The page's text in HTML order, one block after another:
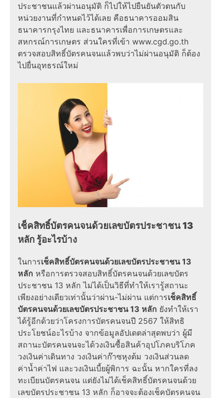
ประชาชนแล้วผ่านอนุมัติ ก็ไปให้ไปยืนยันตัวตนกับ
หน่วยงานที่กำหนดไว้ได้เลย คือธนาคารออมสิน
ธนาคารกรุงไทย และธนาคารเพื่อการเกษตรและ
สหกรณ์การเกษตร ส่วนใครที่เข้า www.cgd.go.th
ตรวจสอบสิทธิ์บัตรคนจนแล้วพบว่าไม่ผ่านอนุมัติ ก็ต้อง
ไปยื่นอุทธรณ์ใหม่
เช็คสิทธิ์บัตรคนจนด้วยเลขบัตรประชาชน 13
หลัก รู้อะไรบ้าง
ในการเช็คสิทธิ์บัตรคนจนด้วยเลขบัตรประชาชน 13
หลัก หรือการตรวจสอบสิทธิ์บัตรคนจนด้วยเลขบัตร
ประชาชน 13 หลัก ไม่ได้เป็นวิธีที่ทำให้เรารู้สถานะ
เพียงอย่างเดียวเท่านั้นว่าผ่าน-ไม่ผ่าน แต่การเช็คสิทธิ์
บัตรคนจนด้วยเลขบัตรประชาชน 13 หลัก ยังทำให้เรา
ได้รู้อีกด้วยว่าโครงการบัตรคนจนปี 2567 ให้สิทธิ
ประโยชน์อะไรบ้าง จากข้อมูลอัปเดตล่าสุดพบว่า ผู้มี
สถานะบัตรคนจนจะได้วงเงินซื้อสินค้าอุปโภคบริโภค
วงเงินค่าเดินทาง วงเงินค่าก๊าซหุงต้ม วงเงินส่วนลด
ค่าน้ำค่าไฟ และวงเงินเบี้ยผู้พิการ ฉะนั้น หากใครที่ลง
ทะเบียนบัตรคนจน แต่ยังไม่ได้เช็คสิทธิ์บัตรคนจนด้วย
เลขบัตรประชาชน 13 หลัก ก็อาจจะต้องเช็คบัตรคนจน